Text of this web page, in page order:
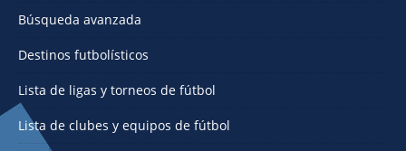
Búsqueda avanzada
Destinos futbolísticos
Lista de ligas y torneos de fútbol
Lista de clubes y equipos de fútbol